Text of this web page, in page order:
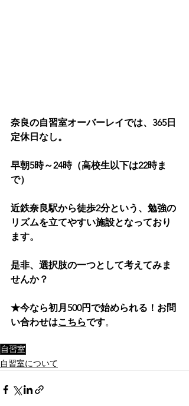
奈良の自習室オーバーレイでは、365日
定休日なし。
早朝5時～24時（高校生以下は22時ま
で）
近鉄奈良駅から徒歩2分という、勉強の
リズムを立てやすい施設となっており
ます。
是非、選択肢の一つとして考えてみま
せんか？
★今なら初月500円で始められる！お問
い合わせはこちらです。
自習室
自習室について